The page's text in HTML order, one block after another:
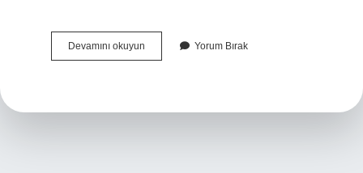
Devamını okuyun
Destek
Yorum Bırak